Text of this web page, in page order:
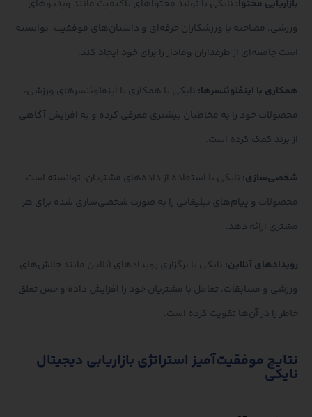
بازاریابی محتوا: نایکی با تولید محتواهای باکیفیت مانند ویدیوهای
ورزشی، مصاحبه با ورزشکاران حرفه‌ای و داستان‌های موفقیت، توانسته
است جامعه‌ای از طرفداران وفادار را برای خود ایجاد کند.
همکاری با اینفلوئنسرها: نایکی با همکاری با اینفلوئنسرهای ورزشی،
محصولات خود را به مخاطبان بیشتری معرفی کرده و به افزایش آگاهی
از برند کمک کرده است.
شخصی‌سازی: نایکی با استفاده از داده‌های مشتریان، توانسته است
محصولات و پیام‌های تبلیغاتی را به صورت شخصی‌سازی شده برای هر
مشتری ارائه دهد.
رویدادهای آنلاین: نایکی با برگزاری رویدادهای آنلاین مانند چالش‌های
ورزشی و مسابقات، تعامل با مشتریان خود را افزایش داده و حس تعلق
خاطر را در آن‌ها تقویت کرده است.
نتایج موفقیت‌آمیز استراتژی بازاریابی دیجیتال
نایکی